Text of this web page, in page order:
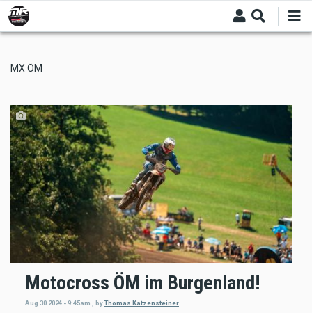
Skip
to
main
MX ÖM
Motocross ÖM im Burgenland!
Aug 30 2024 - 9:45am , byThomas Katzensteiner